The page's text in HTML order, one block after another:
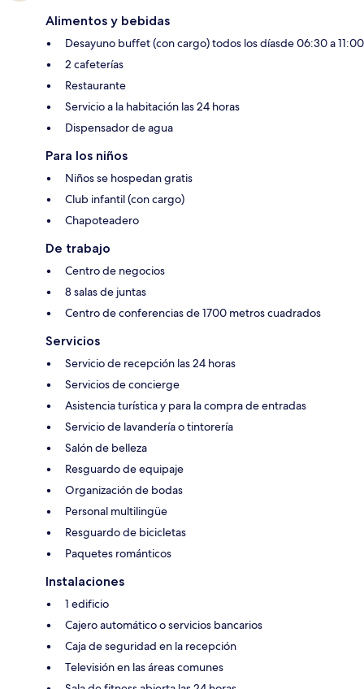
Alimentos y bebidas
Desayuno buffet (con cargo) todos los díasde 06:30 a 11:00
2 cafeterías
Restaurante
Servicio a la habitación las 24 horas
Dispensador de agua
Para los niños
Niños se hospedan gratis
Club infantil (con cargo)
Chapoteadero
De trabajo
Centro de negocios
8 salas de juntas
Centro de conferencias de 1700 metros cuadrados
Servicios
Servicio de recepción las 24 horas
Servicios de concierge
Asistencia turística y para la compra de entradas
Servicio de lavandería o tintorería
Salón de belleza
Resguardo de equipaje
Organización de bodas
Personal multilingüe
Resguardo de bicicletas
Paquetes románticos
Instalaciones
1 edificio
Cajero automático o servicios bancarios
Caja de seguridad en la recepción
Televisión en las áreas comunes